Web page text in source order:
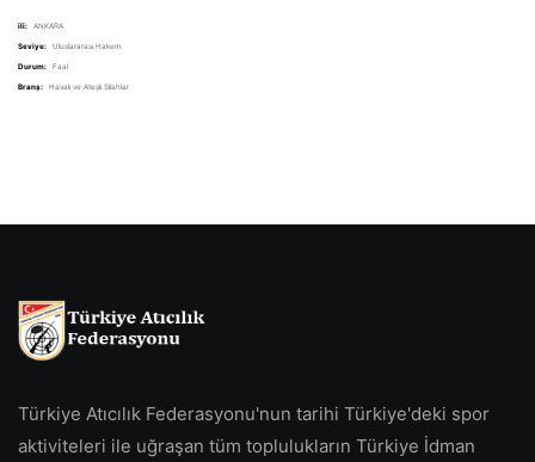
ili: ANKARA
Seviye: Uluslararası Hakem
Durum: Faal
Branş: Havalı ve Ateşli Silahlar
Türkiye Atıcılık Federasyonu'nun tarihi Türkiye'deki spor
aktiviteleri ile uğraşan tüm toplulukların Türkiye İdman